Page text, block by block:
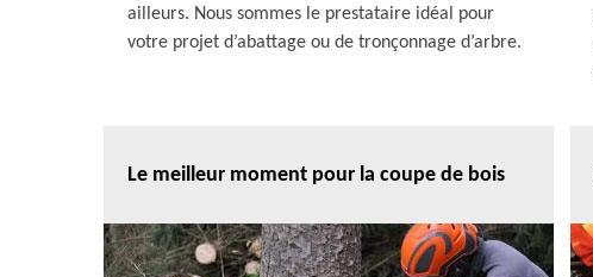
ailleurs. Nous sommes le prestataire idéal pour
votre projet d’abattage ou de tronçonnage d’arbre.
Le meilleur moment pour la coupe de bois